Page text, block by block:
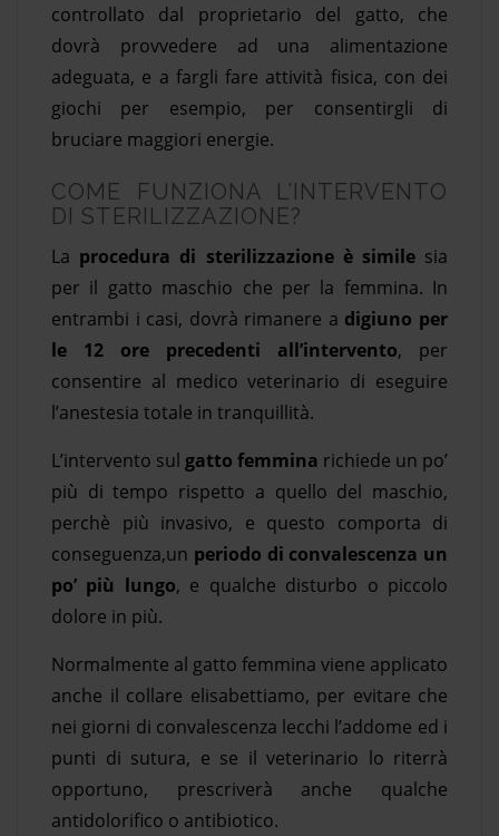
controllato dal proprietario del gatto, che
dovrà provvedere ad una alimentazione
adeguata, e a fargli fare attività fisica, con dei
giochi per esempio, per consentirgli di
bruciare maggiori energie.
COME FUNZIONA L’INTERVENTO
DI STERILIZZAZIONE?
La procedura di sterilizzazione è similesia
per il gatto maschio che per la femmina. In
entrambi i casi, dovrà rimanere a digiuno per
le 12 ore precedenti all’intervento, per
consentire al medico veterinario di eseguire
l’anestesia totale in tranquillità.
L’intervento sul gatto femmina richiede un po’
più di tempo rispetto a quello del maschio,
perchè più invasivo, e questo comporta di
conseguenza,un periodo di convalescenza un
po’ più lungo, e qualche disturbo o piccolo
dolore in più.
Normalmente al gatto femmina viene applicato
anche il collare elisabettiamo, per evitare che
nei giorni di convalescenza lecchi l’addome ed i
punti di sutura, e se il veterinario lo riterrà
opportuno, prescriverà anche qualche
antidolorifico o antibiotico.